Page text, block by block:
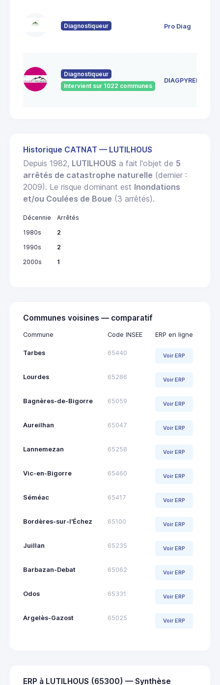
Diagnostiqueur Pro Diag
Diagnostiqueur
Intervient sur 1022 communes
DIAGPYRENEES
Historique CATNAT — LUTILHOUS
Depuis 1982, LUTILHOUS a fait l'objet de 5
arrêtés de catastrophe naturelle (dernier :
2009). Le risque dominant est Inondations
et/ou Coulées de Boue (3 arrêtés).
Décennie
Arrêtés
1980s
2
1990s
2
2000s
1
Communes voisines — comparatif
Commune Code INSEE ERP en ligne
Tarbes 65440 Voir ERP
Lourdes 65286 Voir ERP
Bagnères-de-Bigorre 65059 Voir ERP
Aureilhan 65047 Voir ERP
Lannemezan 65258 Voir ERP
Vic-en-Bigorre 65460 Voir ERP
Séméac 65417 Voir ERP
Bordères-sur-l'Échez 65100 Voir ERP
Juillan 65235 Voir ERP
Barbazan-Debat 65062 Voir ERP
Odos 65331 Voir ERP
Argelès-Gazost 65025 Voir ERP
ERP à LUTILHOUS (65300) — Synthèse